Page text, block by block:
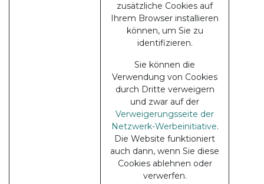
zusätzliche Cookies auf
Ihrem Browser installieren
können, um Sie zu
identifizieren.
Sie können die
Verwendung von Cookies
durch Dritte verweigern
und zwar auf der
Verweigerungsseite der
Netzwerk-Werbeinitiative.
Die Website funktioniert
auch dann, wenn Sie diese
Cookies ablehnen oder
verwerfen.